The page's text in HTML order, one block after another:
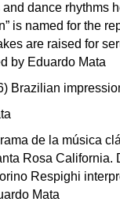
dance rhythms
is named for the
are raised for
by Eduardo Mata
Brazilian
de la música
Rosa California.
Respighi
Mata